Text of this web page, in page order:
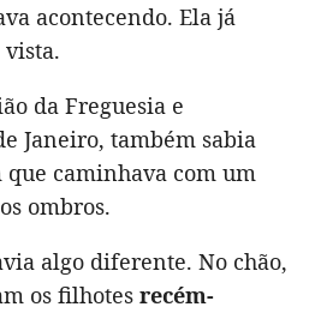
acontecendo. Ela já
da Freguesia e
Janeiro, também sabia
que caminhava com um
ombros.
algo diferente. No chão,
os filhotes recém-